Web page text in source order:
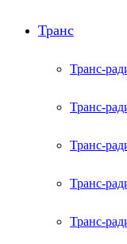
Транс
Транс-
Транс-
Транс-
Транс-
Транс-